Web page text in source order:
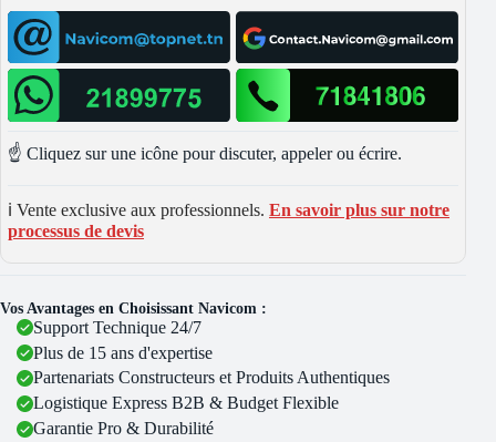
☝️ Cliquez sur une icône pour discuter, appeler ou écrire.
ℹ️ Vente exclusive aux professionnels. En savoir plus sur notre
processus de devis
Vos Avantages en Choisissant Navicom :
Support Technique 24/7
Plus de 15 ans d'expertise
Partenariats Constructeurs et Produits Authentiques
Logistique Express B2B & Budget Flexible
Garantie Pro & Durabilité